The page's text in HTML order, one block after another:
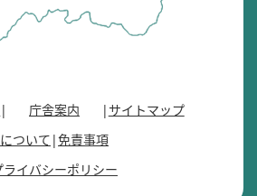
庁舎案内
サイトマップ
ついて 免責事項
ライバシーポリシー